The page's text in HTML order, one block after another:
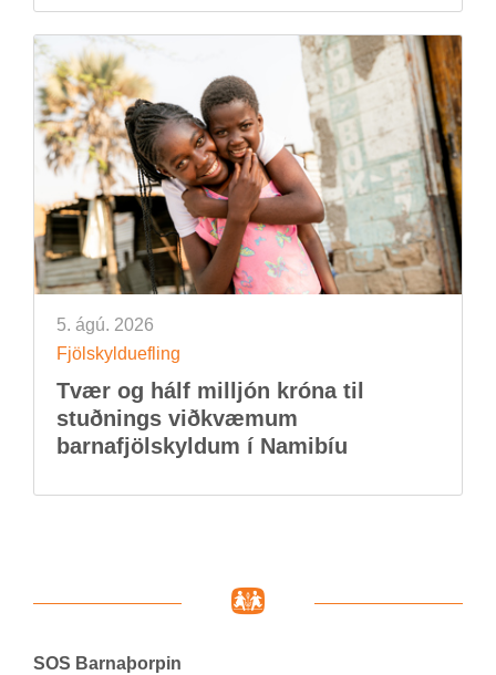
5. ágú. 2026
Fjöl­skyldu­efl­ing
Tvær og hálf millj­ón króna til
stuðn­ings við­kvæm­um
barna­fjöl­skyld­um í Namib­íu
SOS Barna­þorp­in